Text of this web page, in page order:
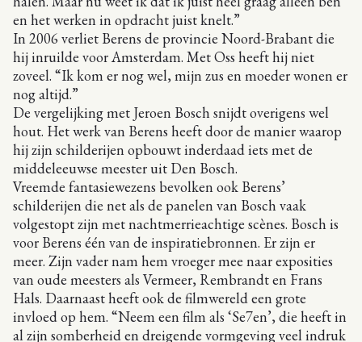
en het werken in opdracht juist knelt.”
In 2006 verliet Berens de provincie Noord-Brabant die
hij inruilde voor Amsterdam. Met Oss heeft hij niet
zoveel. “Ik kom er nog wel, mijn zus en moeder wonen er
nog altijd.”
De vergelijking met Jeroen Bosch snijdt overigens wel
hout. Het werk van Berens heeft door de manier waarop
hij zijn schilderijen opbouwt inderdaad iets met de
middeleeuwse meester uit Den Bosch.
Vreemde fantasiewezens bevolken ook Berens’
schilderijen die net als de panelen van Bosch vaak
volgestopt zijn met nachtmerrieachtige scènes. Bosch is
voor Berens één van de inspiratiebronnen. Er zijn er
meer. Zijn vader nam hem vroeger mee naar exposities
van oude meesters als Vermeer, Rembrandt en Frans
Hals. Daarnaast heeft ook de filmwereld een grote
invloed op hem. “Neem een film als ‘Se7en’, die heeft in
al zijn somberheid en dreigende vormgeving veel indruk